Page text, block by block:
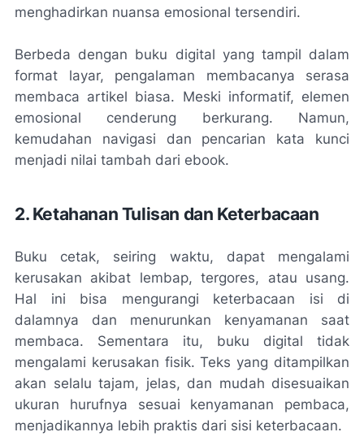
menghadirkan nuansa emosional tersendiri.
Berbeda dengan buku digital yang tampil dalam
format layar, pengalaman membacanya serasa
membaca artikel biasa. Meski informatif, elemen
emosional cenderung berkurang. Namun,
kemudahan navigasi dan pencarian kata kunci
menjadi nilai tambah dari ebook.
2. Ketahanan Tulisan dan Keterbacaan
Buku cetak, seiring waktu, dapat mengalami
kerusakan akibat lembap, tergores, atau usang.
Hal ini bisa mengurangi keterbacaan isi di
dalamnya dan menurunkan kenyamanan saat
membaca. Sementara itu, buku digital tidak
mengalami kerusakan fisik. Teks yang ditampilkan
akan selalu tajam, jelas, dan mudah disesuaikan
ukuran hurufnya sesuai kenyamanan pembaca,
menjadikannya lebih praktis dari sisi keterbacaan.